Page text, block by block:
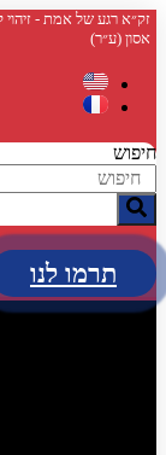
דלג
לתוכן
זק״א רגע של אמת - זיהוי
אסון (ע״ר)
חיפוש
תרמו לנו